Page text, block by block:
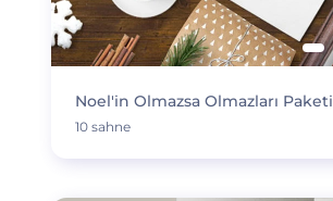
Noel'in Olmazsa Olmazları Paketi
10 sahne